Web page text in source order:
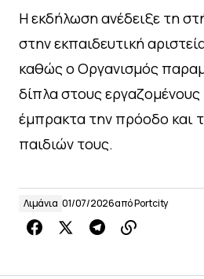
Η εκδήλωση ανέδειξε τη
στην εκπαιδευτική
καθώς ο Οργανισμός
δίπλα στους εργαζομένους
έμπρακτα την πρόοδο και
παιδιών τους.
Λιμάνια 01/07/2026απόPortcity